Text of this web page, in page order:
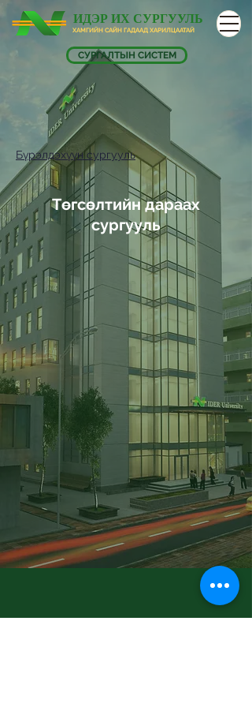
ИДЭР ИХ СУРГУУЛЬ
ХАМГИЙН САЙН ГАДААД ХАРИЛЦААТАЙ
СУРГАЛТЫН СИСТЕМ
Бүрэлдэхүүн сургууль
Төгсөлтийн дараах
сургууль